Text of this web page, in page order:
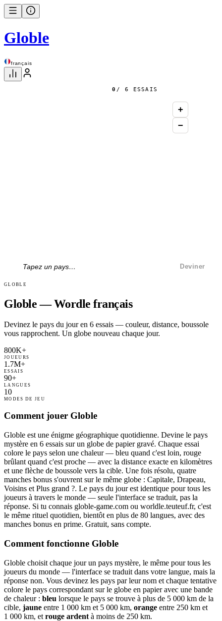
Globle
français
0 / 6 ESSAIS
+
−
Deviner
GLOBLE
Globle — Wordle français
Devinez le pays du jour en 6 essais — couleur, distance, boussole
vous rapprochent. Un globe nouveau chaque jour.
800K+
JOUEURS
1.7M+
ESSAIS
90+
LANGUES
10
MODES DE JEU
Comment jouer Globle
Globle est une énigme géographique quotidienne. Devine le pays
mystère en 6 essais sur un globe de papier gravé. Chaque essai
colore le pays selon une chaleur — bleu quand c'est loin, rouge
brûlant quand c'est proche — avec la distance exacte en kilomètres
et une flèche de boussole vers la cible. Une fois résolu, quatre
manches bonus s'ouvrent sur le même globe : Capitale, Drapeau,
Voisins et Plus grand ?. Le pays du jour est identique pour tous les
joueurs à travers le monde — seule l'interface se traduit, pas la
réponse. Si tu connais globle-game.com ou worldle.teuteuf.fr, c'est
le même rituel quotidien, bientôt en plus de 80 langues, avec des
manches bonus en prime. Gratuit, sans compte.
Comment fonctionne Globle
Globle choisit chaque jour un pays mystère, le même pour tous les
joueurs du monde — l'interface se traduit dans votre langue, mais la
réponse non. Vous devinez les pays par leur nom et chaque tentative
colore le pays correspondant sur le globe en papier avec une bande
de chaleur : bleu lorsque le pays se trouve à plus de 5 000 km de la
cible, jaune entre 1 000 km et 5 000 km, orange entre 250 km et
1 000 km, et rouge ardent à moins de 250 km.